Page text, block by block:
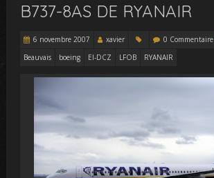
B737-8AS DE RYANAIR
6 novembre 2007 xavier 0 Commentaire
Beauvais
boeing EI-DCZ LFOB RYANAIR